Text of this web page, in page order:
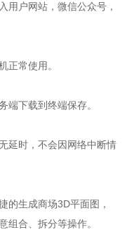
用户网站，微信公众号，
正常使用。
端下载到终端保存。
延时，不会因网络中断情
的生成商场3D平面图，
组合、拆分等操作。